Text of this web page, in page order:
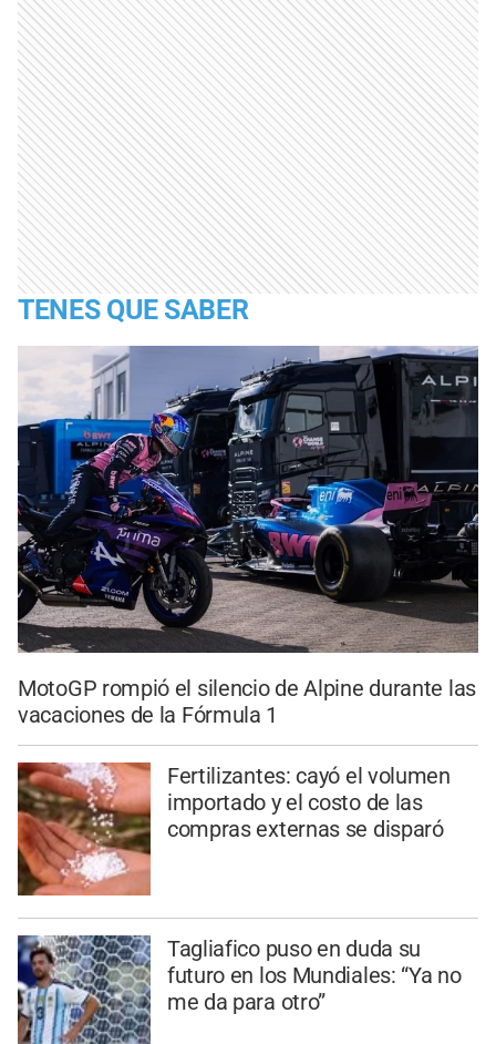
TENES QUE SABER
MotoGP rompió el silencio de Alpine durante las
vacaciones de la Fórmula 1
Fertilizantes: cayó el volumen
importado y el costo de las
compras externas se disparó
Tagliafico puso en duda su
futuro en los Mundiales: “Ya no
me da para otro”